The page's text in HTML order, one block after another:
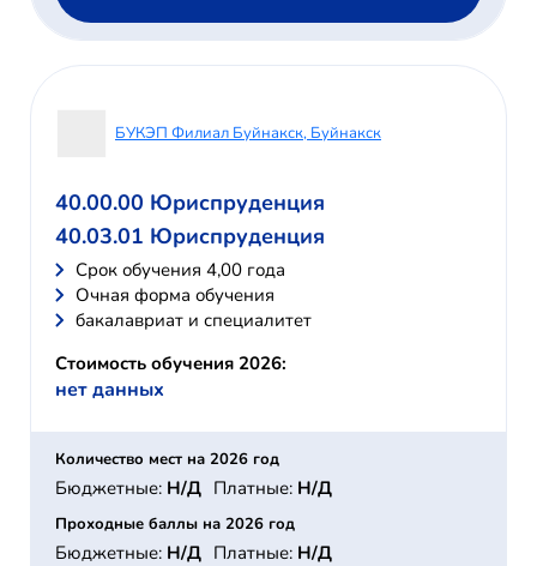
БУКЭП Филиал Буйнакск, Буйнакск
40.00.00 Юриспруденция
40.03.01 Юриспруденция
Cрок обучения 4,00 года
Очная форма обучения
бакалавриат и специалитет
Стоимость обучения 2026:
нет данных
Количество мест на 2026 год
Бюджетные: Н/Д Платные: Н/Д
Проходные баллы на 2026 год
Бюджетные: Н/Д Платные: Н/Д